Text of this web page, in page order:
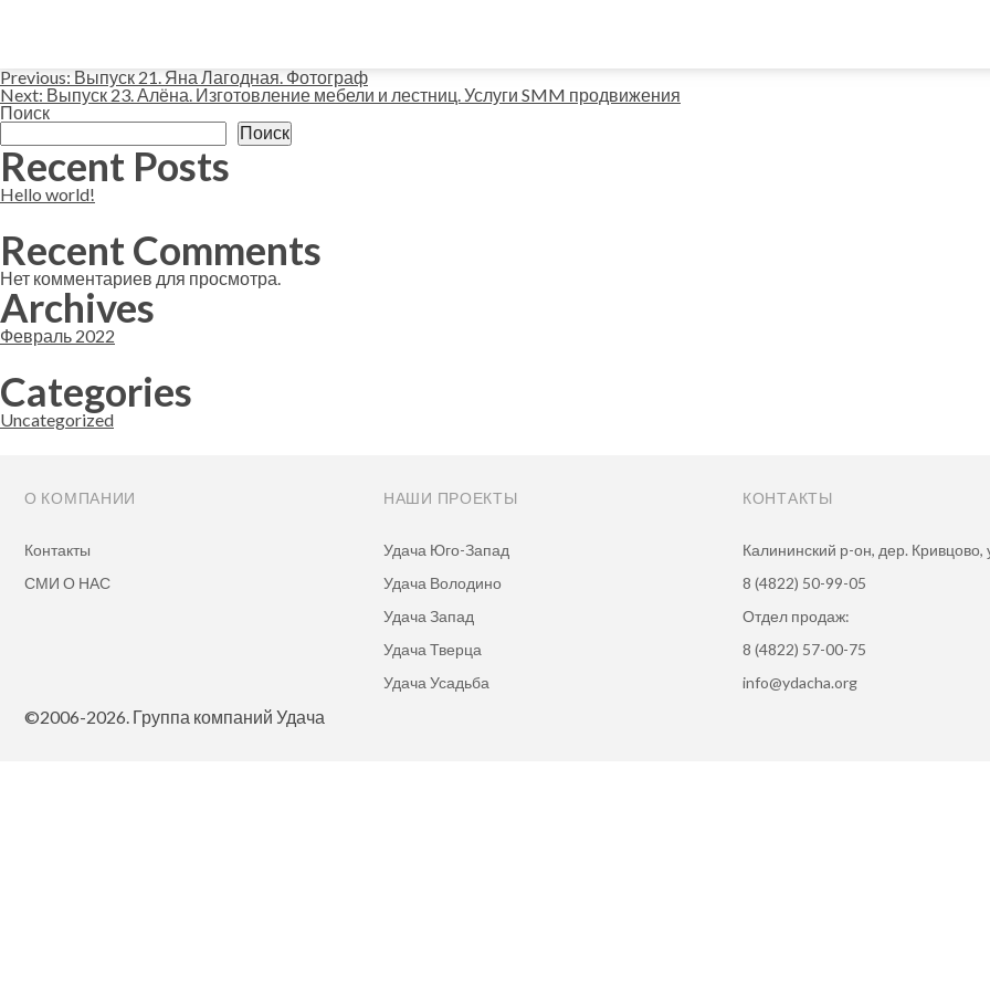
Навигация
по
записям
Previous: Выпуск 21. Яна Лагодная. Фотограф
Next: Выпуск 23. Алёна. Изготовление мебели и лестниц. Услуги SMM продвижения
Поиск
Поиск
Recent Posts
Hello world!
Recent Comments
Нет комментариев для просмотра.
Archives
Февраль 2022
Categories
Uncategorized
О КОМПАНИИ
Контакты
СМИ О НАС
НАШИ ПРОЕКТЫ
Удача Юго-Запад
Удача Володино
Удача Запад
Удача Тверца
Удача Усадьба
КОНТАКТЫ
Калининский р-он, дер. Кривцово,
8 (4822) 50-99-05
Отдел продаж:
8 (4822) 57-00-75
info@ydacha.org
©2006-2026. Группа компаний Удача